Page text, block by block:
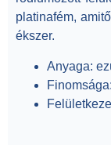
platinafém,
ékszer.
Anyaga:
Finomsága